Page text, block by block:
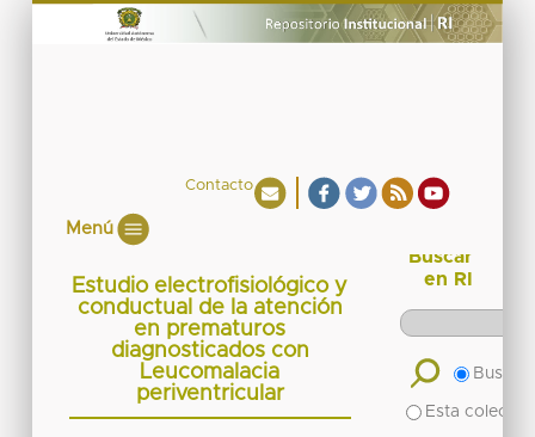
Contacto
Menú
Estudio electrofisiológico y
conductual de la atención
en prematuros
diagnosticados con
Leucomalacia
periventricular
Buscar
en RI
Buscar
Esta